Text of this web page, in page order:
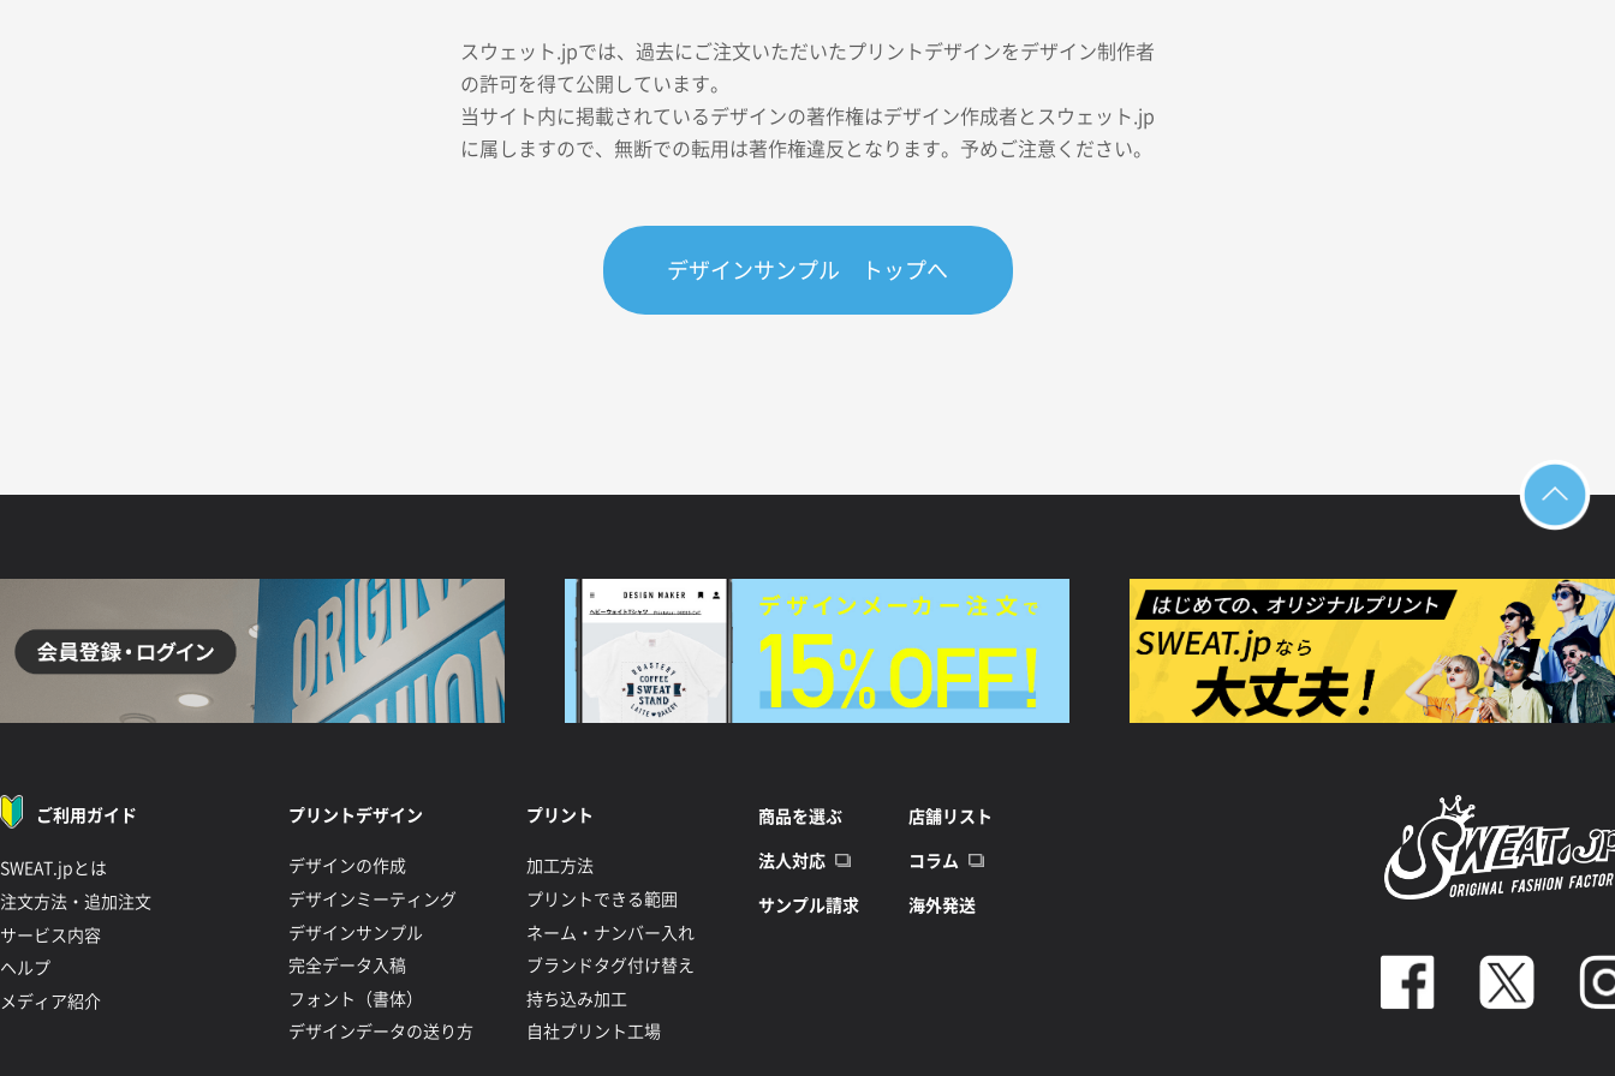
スウェット.jpでは、過去にご注文いただいたプリントデザインをデザイン制作者
の許可を得て公開しています。
当サイト内に掲載されているデザインの著作権はデザイン作成者とスウェット.jp
に属しますので、無断での転用は著作権違反となります。予めご注意ください。
デザインサンプル トップへ
ご利用ガイド
SWEAT.jpとは
注文方法・追加注文
サービス内容
ヘルプ
メディア紹介
プリントデザイン
デザインの作成
デザインミーティング
デザインサンプル
完全データ入稿
フォント（書体）
デザインデータの送り方
プリント
加工方法
プリントできる範囲
ネーム・ナンバー入れ
ブランドタグ付け替え
持ち込み加工
自社プリント工場
商品を選ぶ
法人対応
サンプル請求
店舗リスト
コラム
海外発送